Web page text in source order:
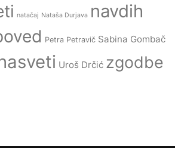
natačaj Nataša Durjava navdih
Petra Petravič Sabina Gombač
Uroš Drčić zgodbe